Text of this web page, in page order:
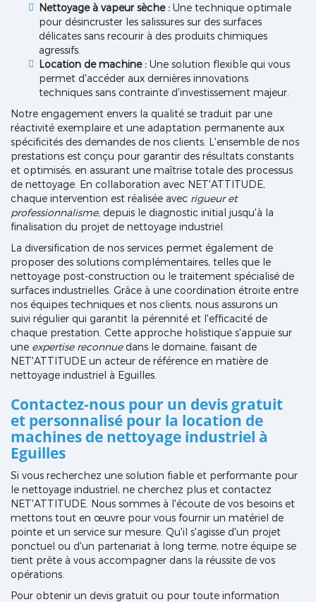
Nettoyage à vapeur sèche : Une technique optimale
pour désincruster les salissures sur des surfaces
délicates sans recourir à des produits chimiques
agressifs.
Location de machine : Une solution flexible qui vous
permet d'accéder aux dernières innovations
techniques sans contrainte d'investissement majeur.
Notre engagement envers la qualité se traduit par une
réactivité exemplaire et une adaptation permanente aux
spécificités des demandes de nos clients. L'ensemble de nos
prestations est conçu pour garantir des résultats constants
et optimisés, en assurant une maîtrise totale des processus
de nettoyage. En collaboration avec NET'ATTITUDE,
chaque intervention est réalisée avec rigueur et
professionnalisme, depuis le diagnostic initial jusqu'à la
finalisation du projet de nettoyage industriel.
La diversification de nos services permet également de
proposer des solutions complémentaires, telles que le
nettoyage post-construction ou le traitement spécialisé de
surfaces industrielles. Grâce à une coordination étroite entre
nos équipes techniques et nos clients, nous assurons un
suivi régulier qui garantit la pérennité et l'efficacité de
chaque prestation. Cette approche holistique s'appuie sur
une expertise reconnuedans le domaine, faisant de
NET'ATTITUDE un acteur de référence en matière de
nettoyage industriel à Eguilles.
Contactez-nous pour un devis gratuit
et personnalisé pour la location de
machines de nettoyage industriel à
Eguilles
Si vous recherchez une solution fiable et performante pour
le nettoyage industriel, ne cherchez plus et contactez
NET'ATTITUDE. Nous sommes à l'écoute de vos besoins et
mettons tout en œuvre pour vous fournir un matériel de
pointe et un service sur mesure. Qu'il s'agisse d'un projet
ponctuel ou d'un partenariat à long terme, notre équipe se
tient prête à vous accompagner dans la réussite de vos
opérations.
Pour obtenir un devis gratuit ou pour toute information